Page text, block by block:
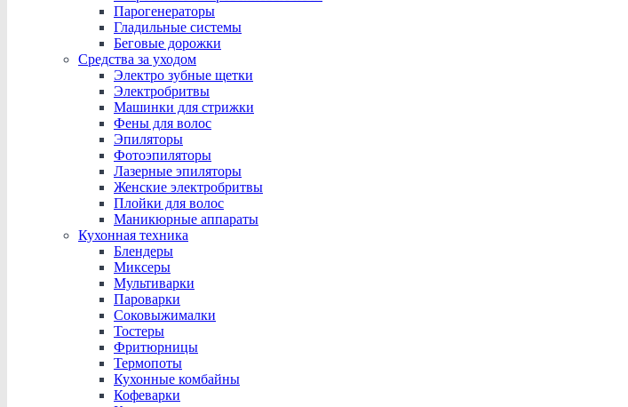
Парогенераторы
Гладильные системы
Беговые дорожки
Средства за уходом
Электро зубные щетки
Электробритвы
Машинки для стрижки
Фены для волос
Эпиляторы
Фотоэпиляторы
Лазерные эпиляторы
Женские электробритвы
Плойки для волос
Маникюрные аппараты
Кухонная техника
Блендеры
Миксеры
Мультиварки
Пароварки
Соковыжималки
Тостеры
Фритюрницы
Термопоты
Кухонные комбайны
Кофеварки